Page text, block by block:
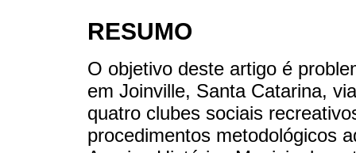
RESUMO
O objetivo deste artigo é
em Joinville, Santa Catarina,
quatro clubes sociais
procedimentos metodológicos